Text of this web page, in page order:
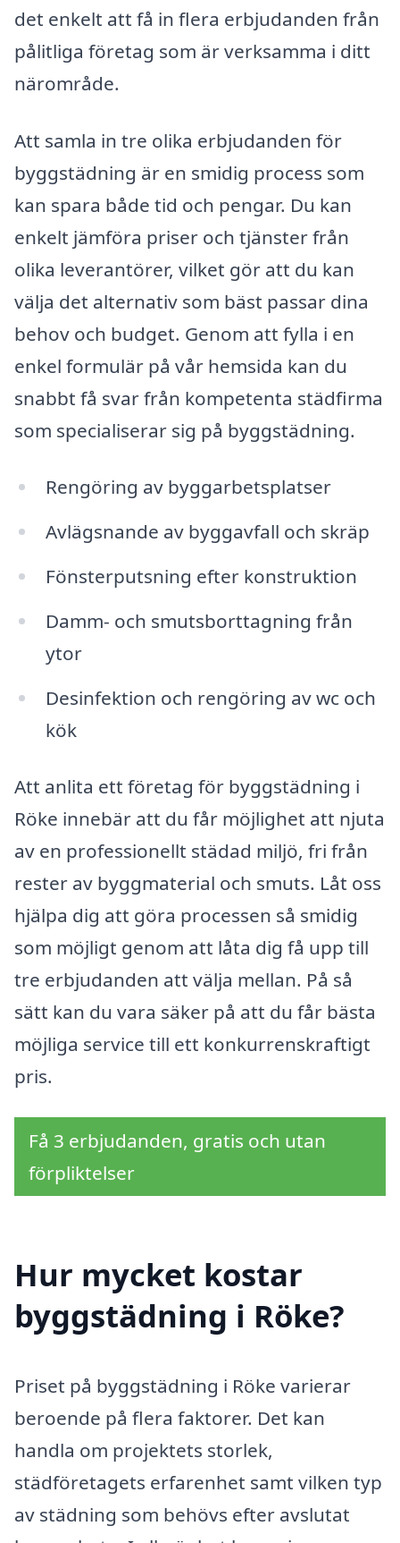
det enkelt att få in flera erbjudanden från
pålitliga företag som är verksamma i ditt
närområde.
Att samla in tre olika erbjudanden för
byggstädning är en smidig process som
kan spara både tid och pengar. Du kan
enkelt jämföra priser och tjänster från
olika leverantörer, vilket gör att du kan
välja det alternativ som bäst passar dina
behov och budget. Genom att fylla i en
enkel formulär på vår hemsida kan du
snabbt få svar från kompetenta städfirma
som specialiserar sig på byggstädning.
Rengöring av byggarbetsplatser
Avlägsnande av byggavfall och skräp
Fönsterputsning efter konstruktion
Damm- och smutsborttagning från
ytor
Desinfektion och rengöring av wc och
kök
Att anlita ett företag för byggstädning i
Röke innebär att du får möjlighet att njuta
av en professionellt städad miljö, fri från
rester av byggmaterial och smuts. Låt oss
hjälpa dig att göra processen så smidig
som möjligt genom att låta dig få upp till
tre erbjudanden att välja mellan. På så
sätt kan du vara säker på att du får bästa
möjliga service till ett konkurrenskraftigt
pris.
Få 3 erbjudanden, gratis och utan
förpliktelser
Hur mycket kostar
byggstädning i Röke?
Priset på byggstädning i Röke varierar
beroende på flera faktorer. Det kan
handla om projektets storlek,
städföretagets erfarenhet samt vilken typ
av städning som behövs efter avslutat